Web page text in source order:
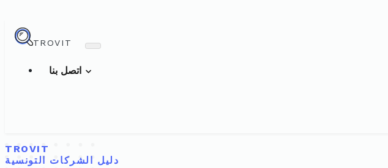
TROVIT
TROVIT
دليل الشركات التونسية